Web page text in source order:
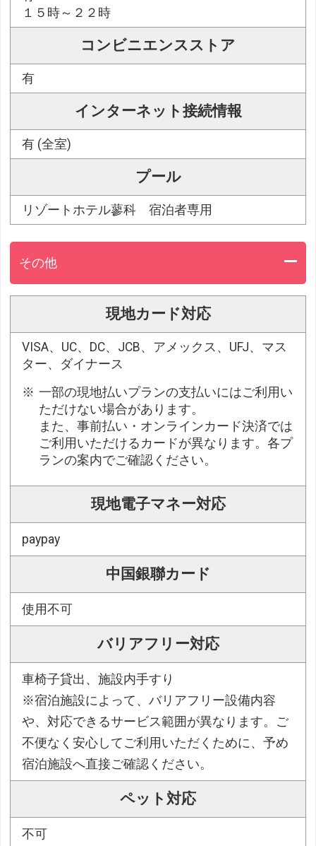
１５時～２２時
コンビニエンスストア
有
インターネット接続情報
有 (全室)
プール
リゾートホテル蓼科 宿泊者専用
その他
現地カード対応
VISA、UC、DC、JCB、アメックス、UFJ、マス
ター、ダイナース
一部の現地払いプランの支払いにはご利用い
ただけない場合があります。
また、事前払い・オンラインカード決済では
ご利用いただけるカードが異なります。各プ
ランの案内でご確認ください。
現地電子マネー対応
paypay
中国銀聯カード
使用不可
バリアフリー対応
車椅子貸出、施設内手すり
※宿泊施設によって、バリアフリー設備内容
や、対応できるサービス範囲が異なります。ご
不便なく安心してご利用いただくために、予め
宿泊施設へ直接ご確認ください。
ペット対応
不可